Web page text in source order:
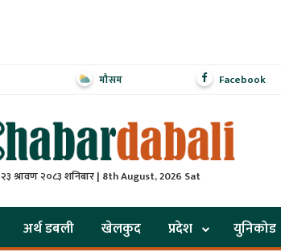
मौसम Facebook
२३ श्रावण २०८३ शनिबार | 8th August, 2026 Sat
अर्थ डबली खेलकुद प्रदेश युनिकोड